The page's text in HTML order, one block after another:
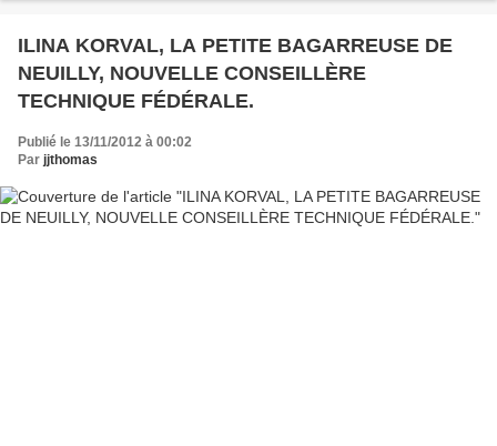
ILINA KORVAL, LA PETITE BAGARREUSE DE
NEUILLY, NOUVELLE CONSEILLÈRE
TECHNIQUE FÉDÉRALE.
Publié le 13/11/2012 à 00:02
Par jjthomas